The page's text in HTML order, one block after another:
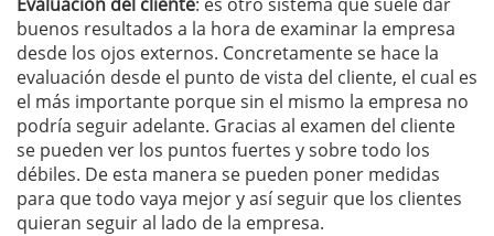
buenos resultados a la hora de examinar la empresa
desde los ojos externos. Concretamente se hace la
evaluación desde el punto de vista del cliente, el cual es
el más importante porque sin el mismo la empresa no
podría seguir adelante. Gracias al examen del cliente
se pueden ver los puntos fuertes y sobre todo los
débiles. De esta manera se pueden poner medidas
para que todo vaya mejor y así seguir que los clientes
quieran seguir al lado de la empresa.